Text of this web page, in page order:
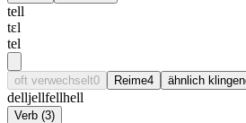
tell
tɛl
tel
oft verwechselt0 Reime4 ähnlich
delljellfellhell
Verb (3)